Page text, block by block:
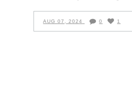
AUG 07, 2024 0 1